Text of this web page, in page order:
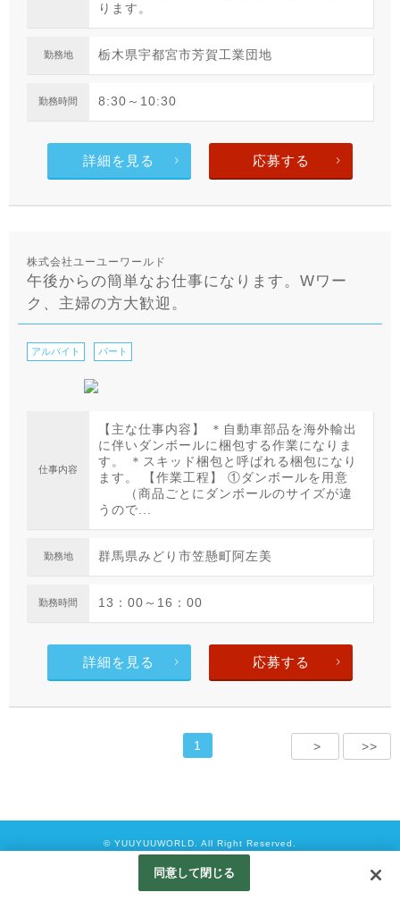
ります。
勤務地 栃木県宇都宮市芳賀工業団地
勤務時間 8:30～10:30
詳細を見る 応募する
株式会社ユーユーワールド
午後からの簡単なお仕事になります。Wワー
ク、主婦の方大歓迎。
アルバイト パート
仕事内容
【主な仕事内容】 ＊自動車部品を海外輸出
に伴いダンボールに梱包する作業になりま
す。 ＊スキッド梱包と呼ばれる梱包になり
ます。 【作業工程】 ①ダンボールを用意
（商品ごとにダンボールのサイズが違
うので...
勤務地 群馬県みどり市笠懸町阿左美
勤務時間 13：00～16：00
詳細を見る 応募する
1 > >>
© YUUYUUWORLD. All Right Reserved.
同意して閉じる